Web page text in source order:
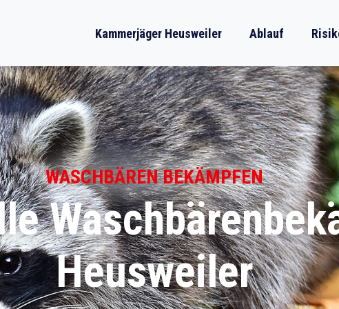
Kammerjäger Heusweiler Ablauf
WASCHBÄREN BEKÄMPFEN
Heusweiler